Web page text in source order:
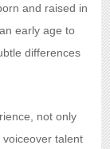
and raised in
early age to
differences
not only
talent